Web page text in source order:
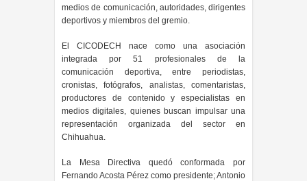
medios de comunicación, autoridades, dirigentes
deportivos y miembros del gremio.
El CICODECH nace como una asociación
integrada por 51 profesionales de la
comunicación deportiva, entre periodistas,
cronistas, fotógrafos, analistas, comentaristas,
productores de contenido y especialistas en
medios digitales, quienes buscan impulsar una
representación organizada del sector en
Chihuahua.
La Mesa Directiva quedó conformada por
Fernando Acosta Pérez como presidente; Antonio